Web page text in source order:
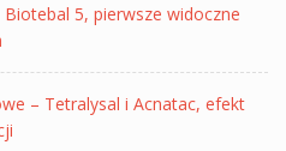
5, pierwsze widoczne
– Tetralysal i Acnatac, efekt